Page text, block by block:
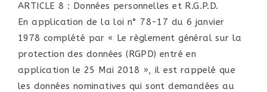
ARTICLE 8 : Données personnelles et R.G.P.D.
En application de la loi n° 78-17 du 6 janvier
1978 complété par « Le règlement général sur la
protection des données (RGPD) entré en
application le 25 Mai 2018 », il est rappelé que
les données nominatives qui sont demandées au